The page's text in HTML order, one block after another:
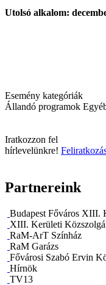
Utolsó alkalom:
Esemény kategóriák
Állandó programok
Iratkozzon fel
hírlevelünkre!
Partnereink
Budapest Főváros XIII.
XIII. Kerületi
RaM-ArT Színház
RaM Garázs
Fővárosi Szabó Ervin
Hírnök
TV13